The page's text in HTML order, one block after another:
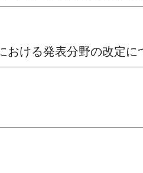
おける発表分野の改定に